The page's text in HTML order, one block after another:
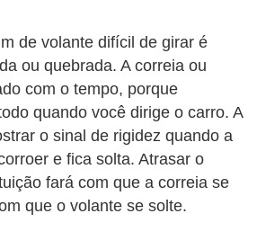
de volante difícil de girar é
ou quebrada. A correia ou
com o tempo, porque
quando você dirige o carro. A
o sinal de rigidez quando a
e fica solta. Atrasar o
fará com que a correia se
que o volante se solte.